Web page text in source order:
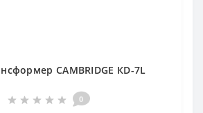
CAMBRIDGE КD-7L
0